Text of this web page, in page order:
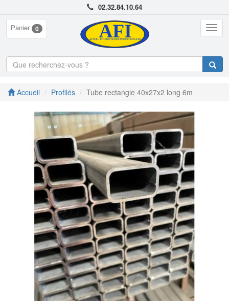
02.32.84.10.64
Panier 0
Accueil Profilés Tube rectangle 40x27x2 long 6m